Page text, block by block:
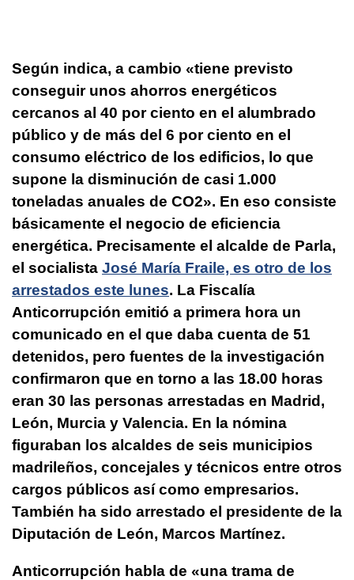
Según indica, a cambio «tiene previsto
conseguir unos ahorros energéticos
cercanos al 40 por ciento en el alumbrado
público y de más del 6 por ciento en el
consumo eléctrico de los edificios, lo que
supone la disminución de casi 1.000
toneladas anuales de CO2». En eso consiste
básicamente el negocio de eficiencia
energética. Precisamente el alcalde de Parla,
el socialista José María Fraile, es otro de los
arrestados este lunes. La Fiscalía
Anticorrupción emitió a primera hora un
comunicado en el que daba cuenta de 51
detenidos, pero fuentes de la investigación
confirmaron que en torno a las 18.00 horas
eran 30 las personas arrestadas en Madrid,
León, Murcia y Valencia. En la nómina
figuraban los alcaldes de seis municipios
madrileños, concejales y técnicos entre otros
cargos públicos así como empresarios.
También ha sido arrestado el presidente de la
Diputación de León, Marcos Martínez.
Anticorrupción habla de «una trama de